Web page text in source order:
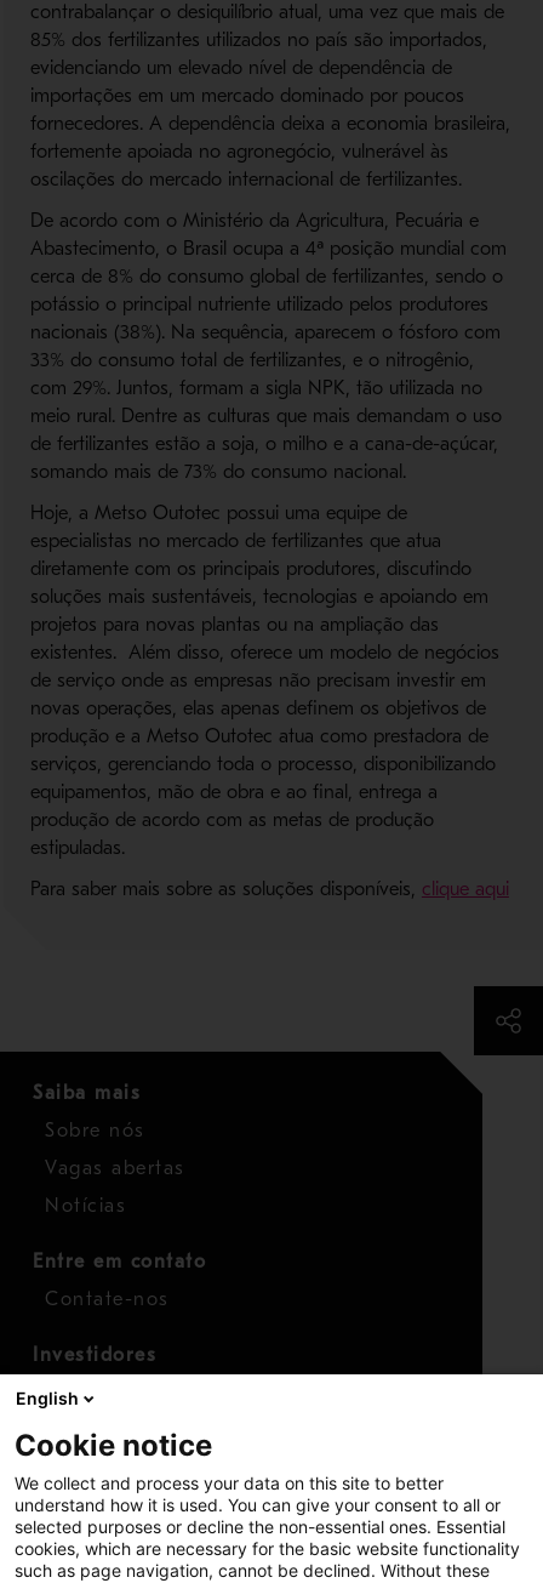
contrabalançar o desiquilíbrio atual, uma vez que mais de
85% dos fertilizantes utilizados no país são importados,
evidenciando um elevado nível de dependência de
importações em um mercado dominado por poucos
fornecedores. A dependência deixa a economia brasileira,
fortemente apoiada no agronegócio, vulnerável às
oscilações do mercado internacional de fertilizantes.
De acordo com o Ministério da Agricultura, Pecuária e
Abastecimento, o Brasil ocupa a 4ª posição mundial com
cerca de 8% do consumo global de fertilizantes, sendo o
potássio o principal nutriente utilizado pelos produtores
nacionais (38%). Na sequência, aparecem o fósforo com
33% do consumo total de fertilizantes, e o nitrogênio,
com 29%. Juntos, formam a sigla NPK, tão utilizada no
meio rural. Dentre as culturas que mais demandam o uso
de fertilizantes estão a soja, o milho e a cana-de-açúcar,
somando mais de 73% do consumo nacional.
Hoje, a Metso Outotec possui uma equipe de
especialistas no mercado de fertilizantes que atua
diretamente com os principais produtores, discutindo
soluções mais sustentáveis, tecnologias e apoiando em
projetos para novas plantas ou na ampliação das
existentes. Além disso, oferece um modelo de negócios
de serviço onde as empresas não precisam investir em
novas operações, elas apenas definem os objetivos de
produção e a Metso Outotec atua como prestadora de
serviços, gerenciando toda o processo, disponibilizando
equipamentos, mão de obra e ao final, entrega a
produção de acordo com as metas de produção
estipuladas.
Para saber mais sobre as soluções disponíveis, clique aqui
Saiba mais
Sobre nós
Vagas abertas
Notícias
Entre em contato
Contate-nos
Investidores
Calendário para investidores
Finanças
English
Cookie notice
We collect and process your data on this site to better
understand how it is used. You can give your consent to all or
selected purposes or decline the non-essential ones. Essential
cookies, which are necessary for the basic website functionality
such as page navigation, cannot be declined. Without these